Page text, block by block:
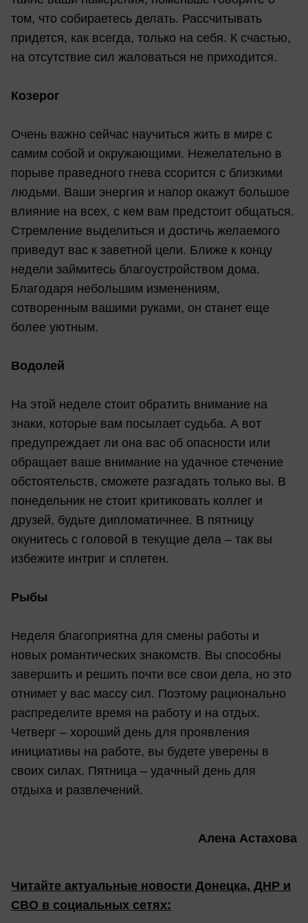
том, что собираетесь делать. Рассчитывать
придется, как всегда, только на себя. К счастью,
на отсутствие сил жаловаться не приходится.
Козерог
Очень важно сейчас научиться жить в мире с
самим собой и окружающими. Нежелательно в
порыве праведного гнева ссорится с близкими
людьми. Ваши энергия и напор окажут большое
влияние на всех, с кем вам предстоит общаться.
Стремление выделиться и достичь желаемого
приведут вас к заветной цели. Ближе к концу
недели займитесь благоустройством дома.
Благодаря небольшим изменениям,
сотворенным вашими руками, он станет еще
более уютным.
Водолей
На этой неделе стоит обратить внимание на
знаки, которые вам посылает судьба. А вот
предупреждает ли она вас об опасности или
обращает ваше внимание на удачное стечение
обстоятельств, сможете разгадать только вы. В
понедельник не стоит критиковать коллег и
друзей, будьте дипломатичнее. В пятницу
окунитесь с головой в текущие дела – так вы
избежите интриг и сплетен.
Рыбы
Неделя благоприятна для смены работы и
новых романтических знакомств. Вы способны
завершить и решить почти все свои дела, но это
отнимет у вас массу сил. Поэтому рационально
распределите время на работу и на отдых.
Четверг – хороший день для проявления
инициативы на работе, вы будете уверены в
своих силах. Пятница – удачный день для
отдыха и развлечений.
Алена Астахова
Читайте актуальные новости Донецка, ДНР и
СВО в социальных сетях: